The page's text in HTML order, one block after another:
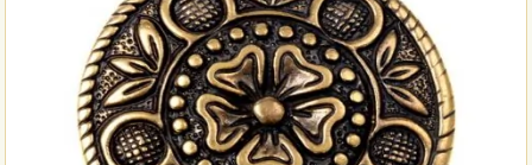
Zahlungsweisen